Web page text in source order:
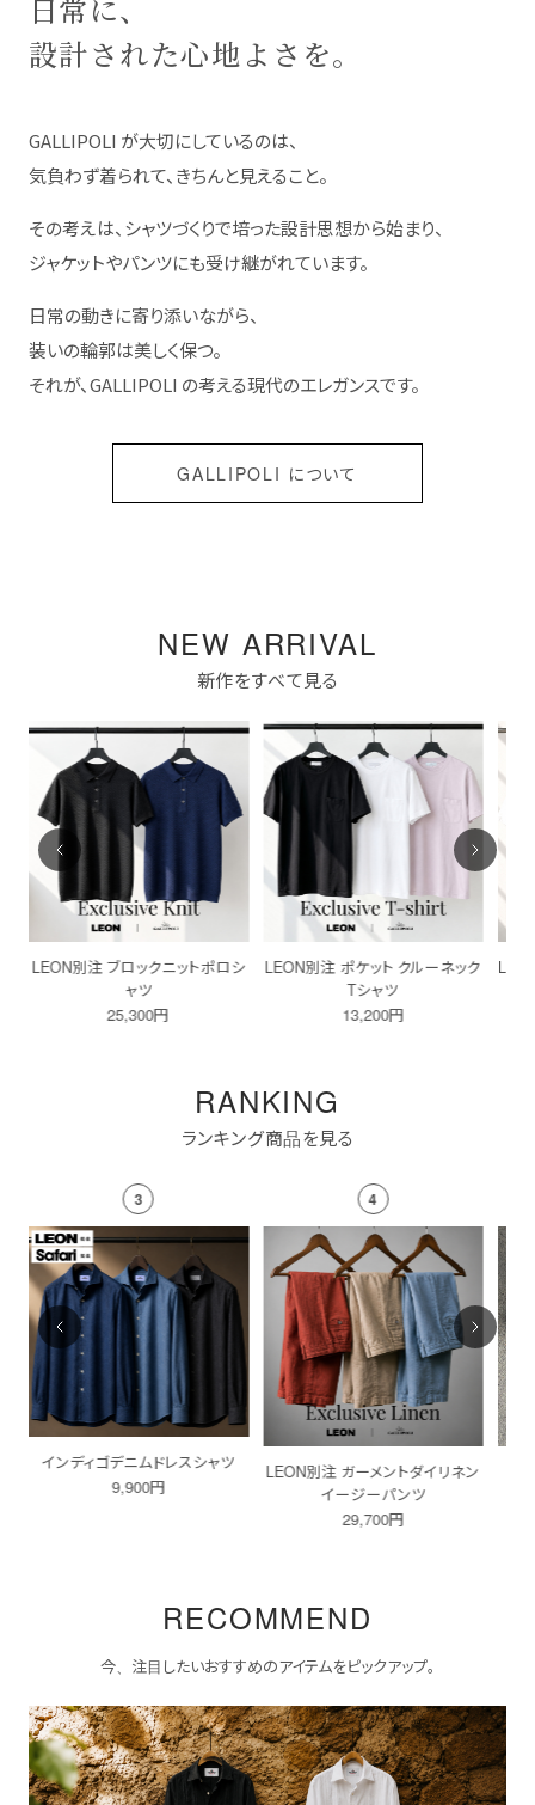
日常に、
設計された心地よさを。
GALLIPOLI が大切にしているのは、
気負わず着られて、きちんと見えること。
その考えは、シャツづくりで培った設計思想から始まり、
ジャケットやパンツにも受け継がれています。
日常の動きに寄り添いながら、
装いの輪郭は美しく保つ。
それが、GALLIPOLI の考える現代のエレガンスです。
GALLIPOLI について
NEW ARRIVAL
新作をすべて見る
LEON別注 ポケット クルーネック
Tシャツ
13,200円
LEON別注 ポケット VネックTシャ
ツ
13,200円
RANKING
ランキング商品を見る
4
LEON別注 ガーメントダイリネン
イージーパンツ
5
マルチ刺繍ストライプシャツ
14,800円
RECOMMEND
今、注目したいおすすめのアイテムをピックアップ。